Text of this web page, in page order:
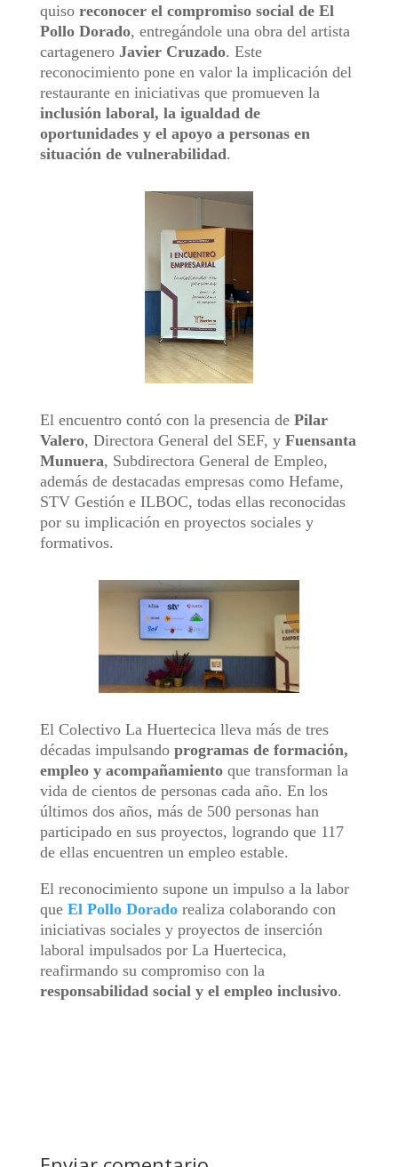
quiso reconocer el compromiso social de El
Pollo Dorado, entregándole una obra del artista
cartagenero Javier Cruzado. Este
reconocimiento pone en valor la implicación del
restaurante en iniciativas que promueven la
inclusión laboral, la igualdad de
oportunidades y el apoyo a personas en
situación de vulnerabilidad.
El encuentro contó con la presencia de Pilar
Valero, Directora General del SEF, y Fuensanta
Munuera, Subdirectora General de Empleo,
además de destacadas empresas como Hefame,
STV Gestión e ILBOC, todas ellas reconocidas
por su implicación en proyectos sociales y
formativos.
El Colectivo La Huertecica lleva más de tres
décadas impulsando programas de formación,
empleo y acompañamientoque transforman la
vida de cientos de personas cada año. En los
últimos dos años, más de 500 personas han
participado en sus proyectos, logrando que 117
de ellas encuentren un empleo estable.
El reconocimiento supone un impulso a la labor
que El Pollo Doradorealiza colaborando con
iniciativas sociales y proyectos de inserción
laboral impulsados por La Huertecica,
reafirmando su compromiso con la
responsabilidad social y el empleo inclusivo.